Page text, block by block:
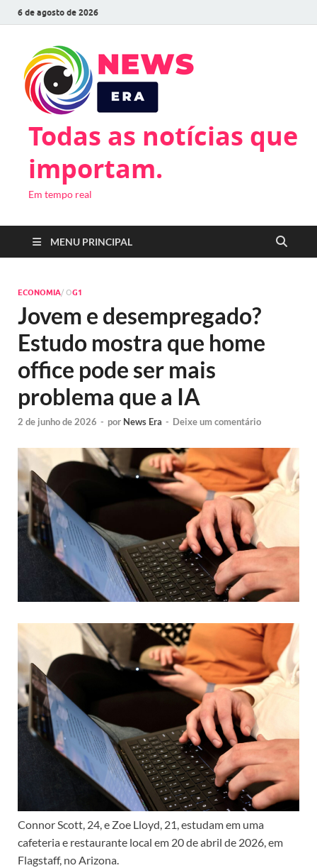
6 de agosto de 2026
Todas as notícias que
importam.
Em tempo real
MENU PRINCIPAL
ECONOMIA/ OG1
Jovem e desempregado?
Estudo mostra que home
office pode ser mais
problema que a IA
2 de junho de 2026 - por News Era - Deixe um comentário
Connor Scott, 24, e Zoe Lloyd, 21, estudam em uma
cafeteria e restaurante local em 20 de abril de 2026, em
Flagstaff, no Arizona.